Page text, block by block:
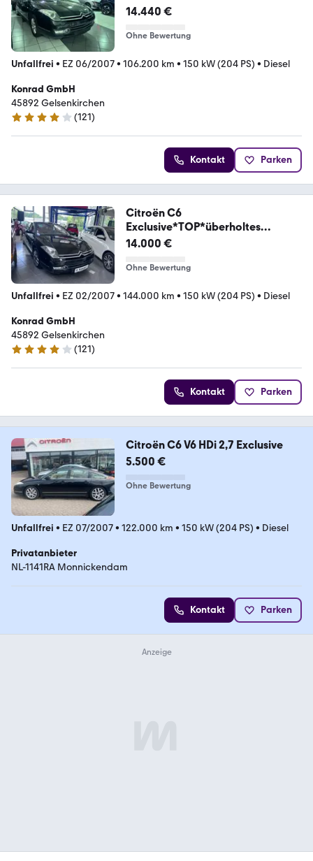
14.440 €
Ohne Bewertung
Unfallfrei • EZ 06/2007• 106.200 km • 150 kW (204 PS) • Diesel
Konrad GmbH
45892 Gelsenkirchen
4.1 Sterne
(121)
Kontakt Parken
Citroën C6
Exclusive*TOP*überholtes
Getriebe*Garantie
14.000 €
Ohne Bewertung
Unfallfrei • EZ 02/2007• 144.000 km • 150 kW (204 PS) • Diesel
Konrad GmbH
45892 Gelsenkirchen
4.1 Sterne
(121)
Kontakt Parken
Citroën C6 V6 HDi 2,7 Exclusive
5.500 €
Ohne Bewertung
Unfallfrei • EZ 07/2007• 122.000 km • 150 kW (204 PS) • Diesel
Privatanbieter
NL-1141RA Monnickendam
Kontakt Parken